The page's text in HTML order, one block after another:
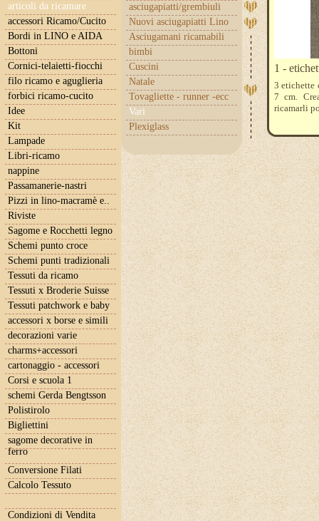
articoli da ricamare
asciugapiatti/grembiuli
Nuovi asciugapiatti Lino
Asciugamani ricamabili
bimbi
Cuscini
Natale
Tovagliette - runner -ecc
Vari
Plexiglass
accessori Ricamo/Cucito
Bordi in LINO e AIDA
Bottoni
Cornici-telaietti-fiocchi
filo ricamo e aguglieria
forbici ricamo-cucito
Idee
Kit
Lampade
Libri-ricamo
nappine
Passamanerie-nastri
Pizzi in lino-macramè e..
Riviste
Sagome e Rocchetti legno
Schemi punto croce
Schemi punti tradizionali
Tessuti da ricamo
Tessuti x Broderie Suisse
Tessuti patchwork e baby
accessori x borse e simili
decorazioni varie
charms+accessori
cartonaggio - accessori
Corsi e scuola 1
schemi Gerda Bengtsson
Polistirolo
Bigliettini
sagome decorative in
ferro
Conversione Filati
Calcolo Tessuto
Condizioni di Vendita
1 -
3 etichette
7 cm.
ricamarli